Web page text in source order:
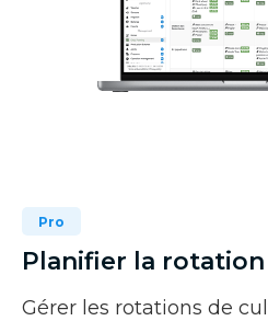
Pro
Planifier la
Gérer les rotations de